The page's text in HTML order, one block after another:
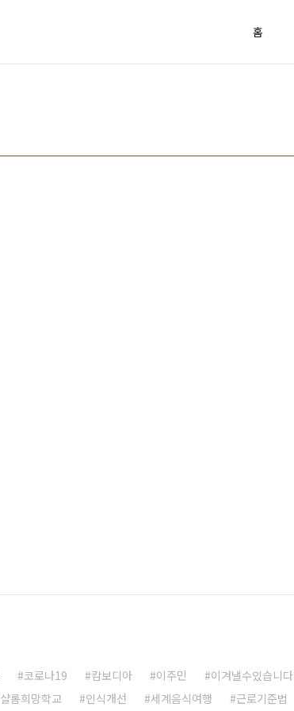
홈
코로나19 캄보디아 이주민
이겨낼수있습니다
샬롬희망학교 인식개선 세계음식여행 근로기준법